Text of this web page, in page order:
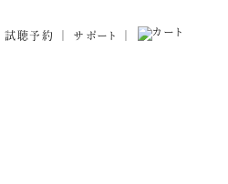
試聴予約 サポート